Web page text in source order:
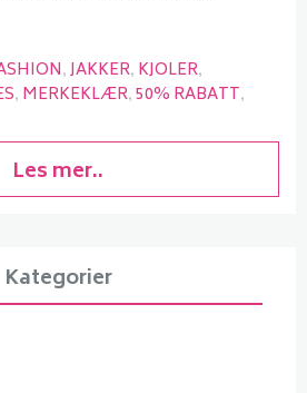
JAKKER KJOLER
MERKEKLÆR 50% RABATT
Les mer..
Kategorier